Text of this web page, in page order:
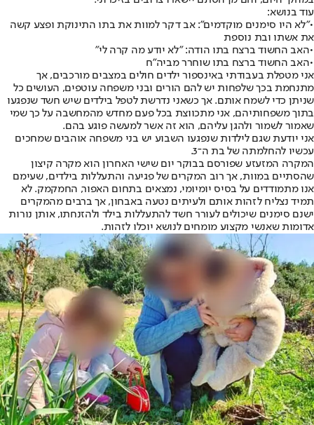
עוד בנושא:
•"לא היו סימנים מוקדמים": אב דקר למוות את בתו התינוקת ופצע קשה
את אשתו ובת נוספת
•האב החשוד ברצח בתו הודה: "לא יודע מה קרה לי"
•האב החשוד ברצח בתו שוחרר מביה"ח
אני מטפלת בעבודתי באינספור ילדים חולים במצבים מורכבים, אך
מתנחמת בכך שלפחות יש להם הורים ובני משפחה עוטפים, העושים כל
שניתן כדי לשמח אותם. אך כשאני נדרשת לטפל בילדים שיש חשד שנפגעו
בתוך משפחותיהם, אני מתכווצת בכל פעם מחדש מהמחשבה על כך שמי
שאמור לשמור ולהגן עליהם, הוא זה אשר למעשה פוגע בהם.
אני יודעת שגם לילדות שנפגעו השבוע יש בני משפחה אוהבים שמחכים
עכשיו להחלמתה של בת ה־3.
המקרה המזעזע שפורסם בבוקר יום שישי האחרון הוא מקרה קיצון
שהסתיים במוות, אך רוב המקרים של פגיעה והתעללות בילדים, שעימם
אנו מתמודדים על בסיס יומיומי, נמצאים בתחום האפור, החמקמק. לא
תמיד נצליח לזהות אותם ולעיתים נטעה באבחון, אך ברבים מהמקרים
ישנם סימנים שיכולים לעורר חשד להתעללות בילד ולהזנחתו, אותן נורות
אדומות שאנשי מקצוע מומחים לנושא יוכלו לזהות.